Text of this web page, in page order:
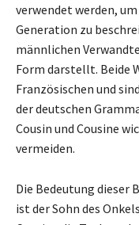
verwendet werden,
Generation zu
männlichen
Form darstellt. Beide
Französischen und
der deutschen
Cousin und Cousine
vermeiden.
Die Bedeutung dieser
ist der Sohn des